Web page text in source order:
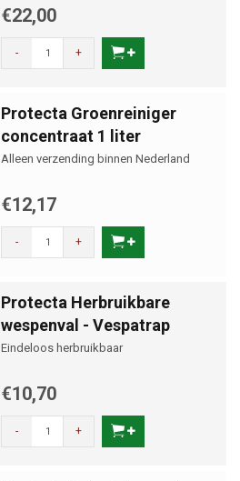
€22,00
- +
Protecta Groenreiniger
concentraat 1 liter
Alleen verzending binnen Nederland
€12,17
- +
Protecta Herbruikbare
wespenval - Vespatrap
Eindeloos herbruikbaar
€10,70
- +